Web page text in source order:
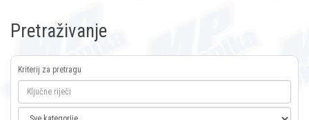
Pretraživanje
Kriterij za pretragu